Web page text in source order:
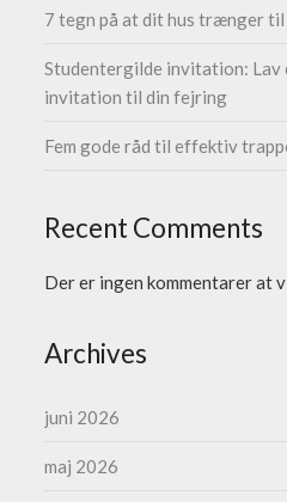
7 tegn på at dit hus trænger
Studentergilde invitation: Lav
invitation til din fejring
Fem gode råd til effektiv
Recent Comments
Der er ingen kommentarer at
Archives
juni 2026
maj 2026